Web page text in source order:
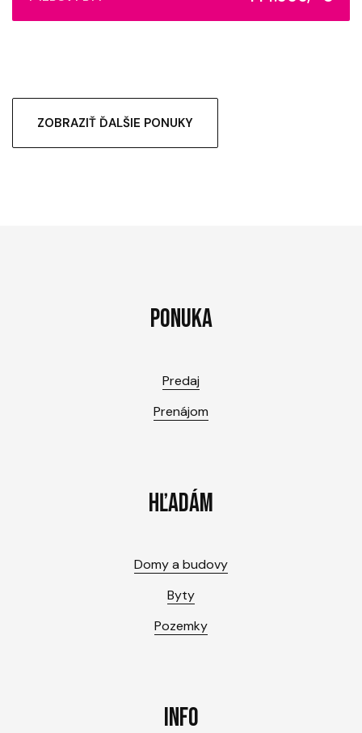
ZOBRAZIŤ ĎALŠIE PONUKY
PONUKA
Predaj
Prenájom
HĽADÁM
Domy a budovy
Byty
Pozemky
INFO